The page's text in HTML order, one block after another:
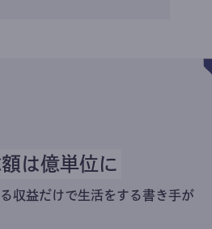
は億単位に
収益だけで生活をする書き手が